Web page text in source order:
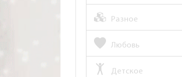
Разное
Любовь
Детское